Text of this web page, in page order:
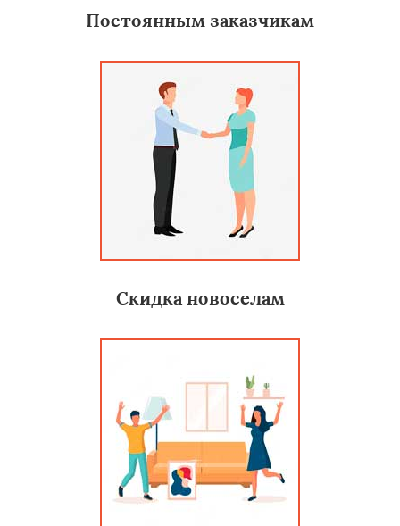
Постоянным заказчикам
Скидка новоселам